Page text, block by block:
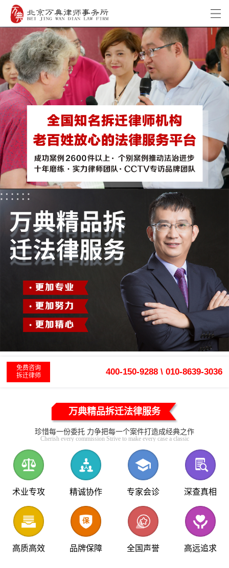
免费咨询
拆迁律师
400-150-9288 \ 010-8639-3036
万典精品拆迁法律服务
珍惜每一份委托 力争把每一个案件打造成经典之作
Cherish every commission Strive to make every case a classic
术业专攻 精诚协作 专家会诊 深查真相
高质高效 品牌保障 全国声誉 高远追求